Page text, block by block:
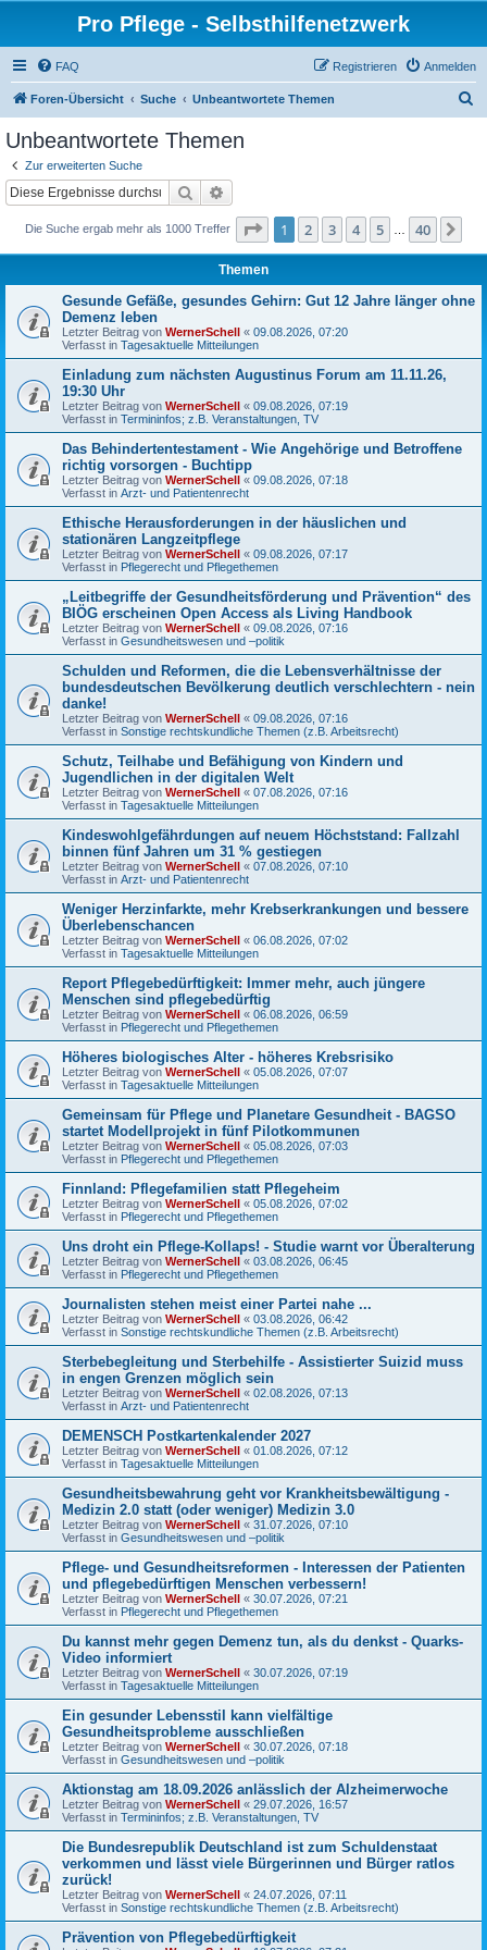
Pro Pflege - Selbsthilfenetzwerk
FAQ Anmelden
Registrieren
Foren-Übersicht Suche Unbeantwortete Themen
Unbeantwortete Themen
Zur erweiterten Suche
Suche
Die Suche ergab mehr als 1000 Treffer Seite 1von 40
1 2 3 4 5 40
Themen
Gesunde Gefäße, gesundes Gehirn: Gut 12 Jahre länger ohne
Demenz leben
Letzter Beitrag von WernerSchell « 09.08.2026, 07:20
Verfasst in Tagesaktuelle Mitteilungen
Einladung zum nächsten Augustinus Forum am 11.11.26,
19:30 Uhr
Letzter Beitrag von WernerSchell « 09.08.2026, 07:19
Verfasst in Termininfos; z.B. Veranstaltungen, TV
Das Behindertentestament - Wie Angehörige und Betroffene
richtig vorsorgen - Buchtipp
Letzter Beitrag von WernerSchell « 09.08.2026, 07:18
Verfasst in Arzt- und Patientenrecht
Ethische Herausforderungen in der häuslichen und
stationären Langzeitpflege
Letzter Beitrag von WernerSchell « 09.08.2026, 07:17
Verfasst in Pflegerecht und Pflegethemen
„Leitbegriffe der Gesundheitsförderung und Prävention“ des
BIÖG erscheinen Open Access als Living Handbook
Letzter Beitrag von WernerSchell « 09.08.2026, 07:16
Verfasst in Gesundheitswesen und –politik
Schulden und Reformen, die die Lebensverhältnisse der
bundesdeutschen Bevölkerung deutlich verschlechtern - nein
danke!
Letzter Beitrag von WernerSchell « 09.08.2026, 07:16
Verfasst in Sonstige rechtskundliche Themen (z.B. Arbeitsrecht)
Schutz, Teilhabe und Befähigung von Kindern und
Jugendlichen in der digitalen Welt
Letzter Beitrag von WernerSchell « 07.08.2026, 07:16
Verfasst in Tagesaktuelle Mitteilungen
Kindeswohlgefährdungen auf neuem Höchststand: Fallzahl
binnen fünf Jahren um 31 % gestiegen
Letzter Beitrag von WernerSchell « 07.08.2026, 07:10
Verfasst in Arzt- und Patientenrecht
Weniger Herzinfarkte, mehr Krebserkrankungen und bessere
Überlebenschancen
Letzter Beitrag von WernerSchell « 06.08.2026, 07:02
Verfasst in Tagesaktuelle Mitteilungen
Report Pflegebedürftigkeit: Immer mehr, auch jüngere
Menschen sind pflegebedürftig
Letzter Beitrag von WernerSchell « 06.08.2026, 06:59
Verfasst in Pflegerecht und Pflegethemen
Höheres biologisches Alter - höheres Krebsrisiko
Letzter Beitrag von WernerSchell « 05.08.2026, 07:07
Verfasst in Tagesaktuelle Mitteilungen
Gemeinsam für Pflege und Planetare Gesundheit - BAGSO
startet Modellprojekt in fünf Pilotkommunen
Letzter Beitrag von WernerSchell « 05.08.2026, 07:03
Verfasst in Pflegerecht und Pflegethemen
Finnland: Pflegefamilien statt Pflegeheim
Letzter Beitrag von WernerSchell « 05.08.2026, 07:02
Verfasst in Pflegerecht und Pflegethemen
Uns droht ein Pflege-Kollaps! - Studie warnt vor Überalterung
Letzter Beitrag von WernerSchell « 03.08.2026, 06:45
Verfasst in Pflegerecht und Pflegethemen
Journalisten stehen meist einer Partei nahe ...
Letzter Beitrag von WernerSchell « 03.08.2026, 06:42
Verfasst in Sonstige rechtskundliche Themen (z.B. Arbeitsrecht)
Sterbebegleitung und Sterbehilfe - Assistierter Suizid muss
in engen Grenzen möglich sein
Letzter Beitrag von WernerSchell « 02.08.2026, 07:13
Verfasst in Arzt- und Patientenrecht
DEMENSCH Postkartenkalender 2027
Letzter Beitrag von WernerSchell « 01.08.2026, 07:12
Verfasst in Tagesaktuelle Mitteilungen
Gesundheitsbewahrung geht vor Krankheitsbewältigung -
Medizin 2.0 statt (oder weniger) Medizin 3.0
Letzter Beitrag von WernerSchell « 31.07.2026, 07:10
Verfasst in Gesundheitswesen und –politik
Pflege- und Gesundheitsreformen - Interessen der Patienten
und pflegebedürftigen Menschen verbessern!
Letzter Beitrag von WernerSchell « 30.07.2026, 07:21
Verfasst in Pflegerecht und Pflegethemen
Du kannst mehr gegen Demenz tun, als du denkst - Quarks-
Video informiert
Letzter Beitrag von WernerSchell « 30.07.2026, 07:19
Verfasst in Tagesaktuelle Mitteilungen
Ein gesunder Lebensstil kann vielfältige
Gesundheitsprobleme ausschließen
Letzter Beitrag von WernerSchell « 30.07.2026, 07:18
Verfasst in Gesundheitswesen und –politik
Aktionstag am 18.09.2026 anlässlich der Alzheimerwoche
Letzter Beitrag von WernerSchell « 29.07.2026, 16:57
Verfasst in Termininfos; z.B. Veranstaltungen, TV
Die Bundesrepublik Deutschland ist zum Schuldenstaat
verkommen und lässt viele Bürgerinnen und Bürger ratlos
zurück!
Letzter Beitrag von WernerSchell « 24.07.2026, 07:11
Verfasst in Sonstige rechtskundliche Themen (z.B. Arbeitsrecht)
Prävention von Pflegebedürftigkeit